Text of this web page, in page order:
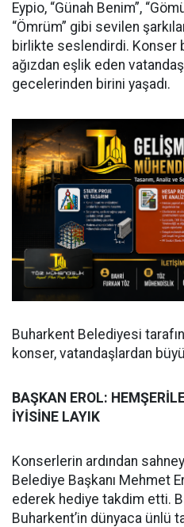
Eypio, “Günah Benim”,
“Ömrüm” gibi sevilen
birlikte seslendirdi. Konser
ağızdan eşlik eden
gecelerinden birini yaşadı.
Buharkent Belediyesi
konser, vatandaşlardan
BAŞKAN EROL:
İYİSİNE LAYIK
Konserlerin ardından
Belediye Başkanı Mehmet
ederek hediye takdim etti.
Buharkent’in dünyaca ünlü